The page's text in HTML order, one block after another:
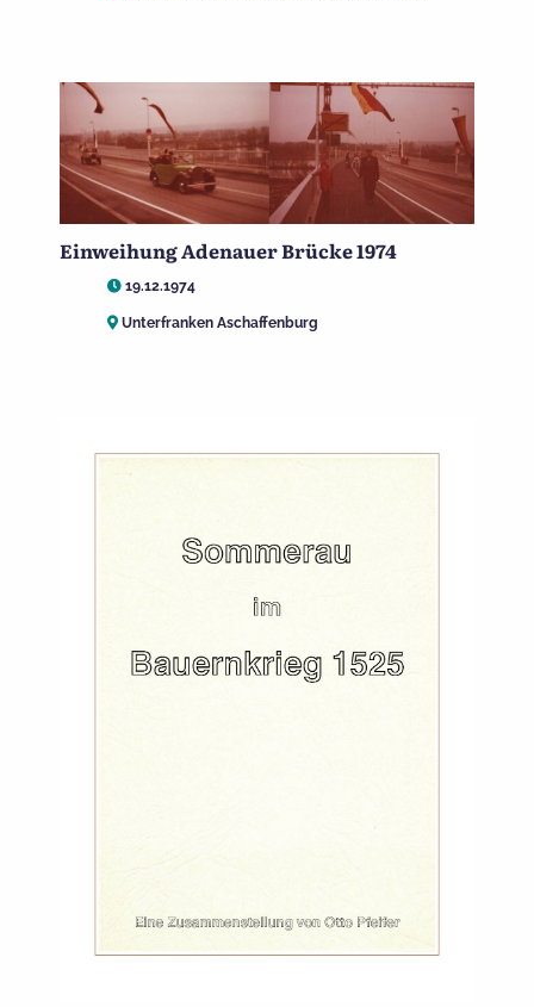
Einweihung Adenauer Brücke 1974
19.12.1974
Unterfranken Aschaffenburg